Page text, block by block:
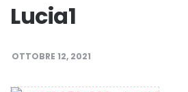
Lucia1
OTTOBRE 12, 2021